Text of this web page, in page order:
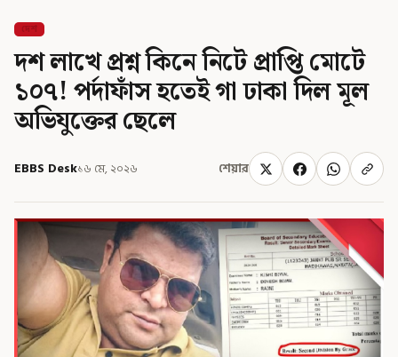
দেশ
দশ লাখে প্রশ্ন কিনে নিটে প্রাপ্তি মোটে
১০৭! পর্দাফাঁস হতেই গা ঢাকা দিল মূল
অভিযুক্তের ছেলে
EBBS Desk১৬ মে, ২০২৬ শেয়ার